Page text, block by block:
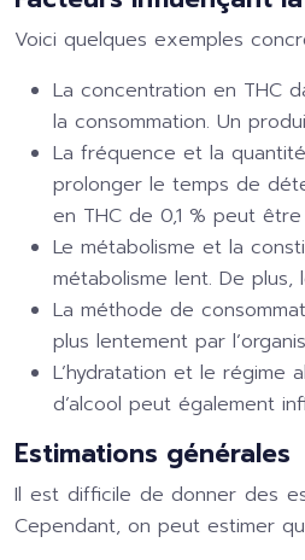
Voici quelques exemples
La concentration en THC
la consommation. Un
La fréquence et la
prolonger le temps de
en THC de 0,1 % peut
Le métabolisme et la
métabolisme lent. De
La méthode de
plus lentement par
L’hydratation et le régime
d’alcool peut également
Estimations générales
Il est difficile de donner des
Cependant, on peut estimer